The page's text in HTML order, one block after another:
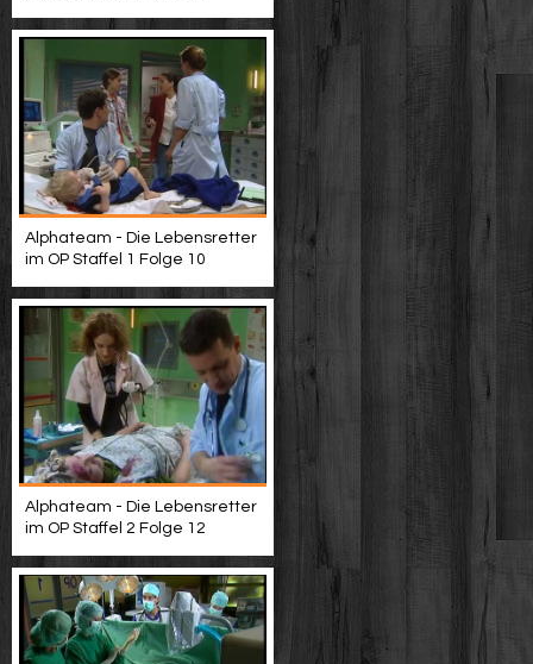
Alphateam - Die Lebensretter
im OP Staffel 1 Folge 10
Alphateam - Die Lebensretter
im OP Staffel 2 Folge 12